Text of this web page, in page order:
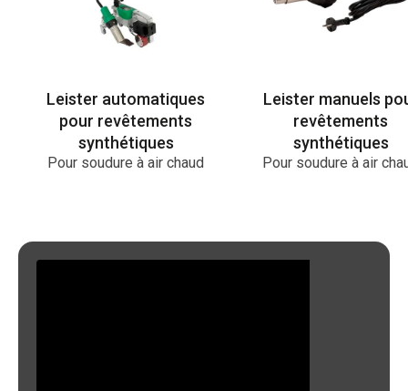
Leister automatiques
pour revêtements
synthétiques
Pour soudure à air chaud
Leister manuels
revêtements
synthétiques
Pour soudure à air